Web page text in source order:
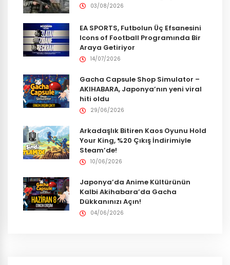
03/08/2026
EA SPORTS, Futbolun Üç Efsanesini
Icons of Football Programında Bir
Araya Getiriyor
14/07/2026
Gacha Capsule Shop Simulator –
AKIHABARA, Japonya’nın yeni viral
hiti oldu
29/06/2026
Arkadaşlık Bitiren Kaos Oyunu Hold
Your King, %20 Çıkış İndirimiyle
Steam’de!
10/06/2026
Japonya’da Anime Kültürünün
Kalbi Akihabara’da Gacha
Dükkanınızı Açın!
04/06/2026